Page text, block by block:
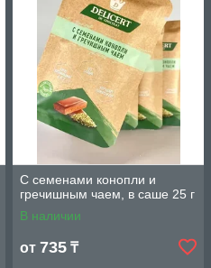
С семенами конопли и
гречишным чаем, в саше 25 г
В наличии
от 735 ₸